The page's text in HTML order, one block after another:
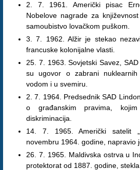
2. 7. 1961. Američki pisac
Nobelove nagrade za
samoubistvo lovačkom puškom.
3. 7. 1962. Alžir je stekao
francuske kolonijalne vlasti.
25. 7. 1963. Sovjetski Savez,
su ugovor o zabrani
vodom i u svemiru.
2. 7. 1964. Predsednik SAD
o građanskim pravima,
diskriminacija.
14. 7. 1965. Američki satelit
novembru 1964. godine, napravio
26. 7. 1965. Maldivska ostrva u
protektorat od 1887. godine,